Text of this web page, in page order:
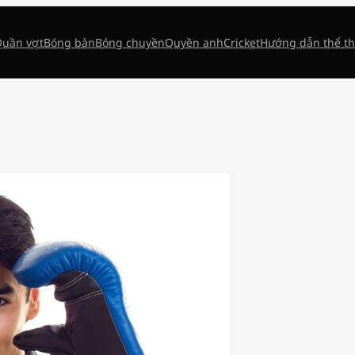
vợtBóng bànBóng chuyềnQuyền anhCricketHướng dẫn thể